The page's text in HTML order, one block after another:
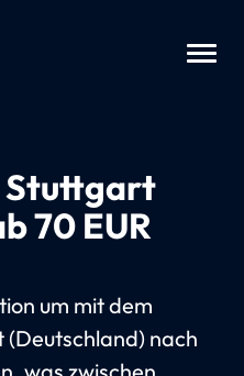
Stuttgart
70 EUR
um mit dem
nach